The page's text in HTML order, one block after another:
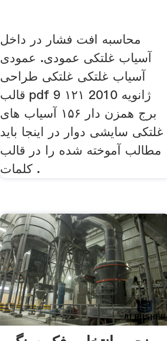
محاسبه افت فشار در داخل
آسیاب غلتکی عمودی. عمودی
آسیاب غلتکی غلتکی طراحی
قالب pdf 9 ژانويه 2010 ۱۲۱
برج همزن دار ۱۵۶ آسیاب های
غلتکی سایشی دوار در اینجا باید
مطالب آموخته شده را در قالب
کلمات .